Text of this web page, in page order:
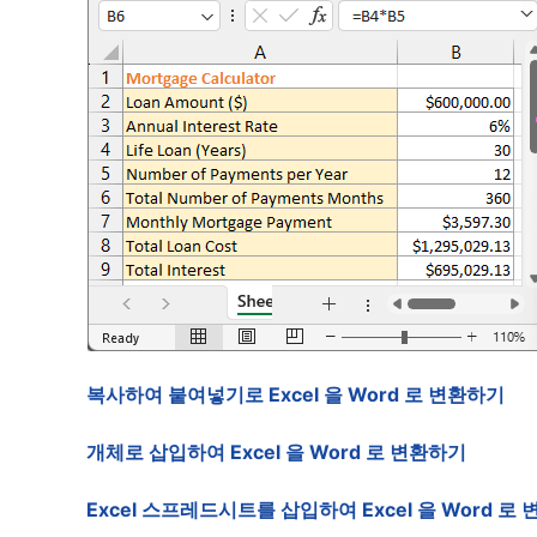
복사하여 붙여넣기로 Excel 을 Word 로 변환하기
개체로 삽입하여 Excel 을 Word 로 변환하기
Excel 스프레드시트를 삽입하여 Excel 을 Word 로